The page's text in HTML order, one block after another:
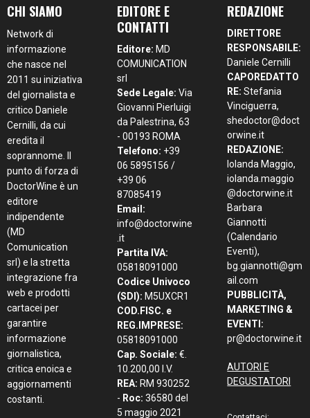
CHI SIAMO
Network di
informazione
che nasce nel
2011 su iniziativa
del giornalista e
critico Daniele
Cernilli, da cui
eredita il
soprannome. Il
punto di forza di
DoctorWine è un
editore
indipendente
(MD
Comunication
srl) e la stretta
integrazione fra
web e prodotti
cartacei per
garantire
informazione
giornalistica,
critica enoica e
aggiornamenti
costanti.
EDITORE E
CONTATTI
Editore: MD
COMUNICATION
srl
Sede Legale: Via
Giovanni Pierluigi
da Palestrina, 63
- 00193 ROMA
Telefono: +39
06 5895156 /
+39 06
87085419
Email:
info@doctorwine
.it
Partita IVA:
05818091000
Codice Univoco
(SDI): M5UXCR1
COD.FISC. e
REG.IMPRESE:
05818091000
Cap. Sociale: €.
10.200,00 I.V.
REA: RM 930252
- Roc: 36580 del
5 maggio 2021
REDAZIONE
DIRETTORE
RESPONSABILE:
Daniele Cernilli
CAPOREDATTO
RE: Stefania
Vinciguerra,
shedoctor@doct
orwine.it
REDAZIONE:
Iolanda Maggio,
iolanda.maggio
@doctorwine.it
Barbara
Giannotti
(Calendario
Eventi),
bg.giannotti@gm
ail.com
PUBBLICITÀ,
MARKETING &
EVENTI:
pr@doctorwine.it
AUTORI E
DEGUSTATORI